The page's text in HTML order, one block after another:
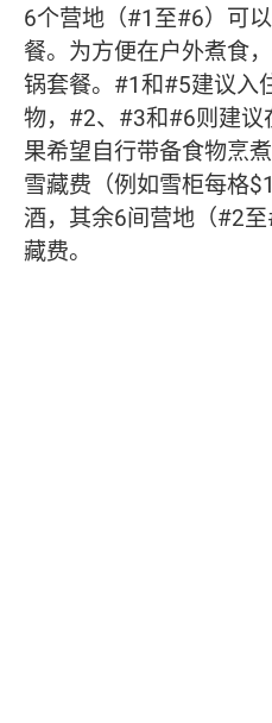
6个营地（#1至#6）可
餐。为方便在户外煮食
锅套餐。#1和#5建议入
物，#2、#3和#6则建议
果希望自行带备食物烹
雪藏费（例如雪柜每格
酒，其余6间营地（#2
藏费。